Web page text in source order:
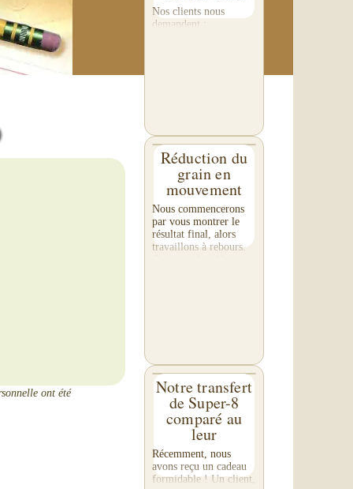
ont été
Nos clients nous
demandent :
Réduction du
grain en
mouvement
Nous commencerons
par vous montrer le
résultat final, alors
travaillons à rebours.
Notre transfert
de Super-8
comparé au
leur
Récemment, nous
avons reçu un cadeau
formidable ! Un client,